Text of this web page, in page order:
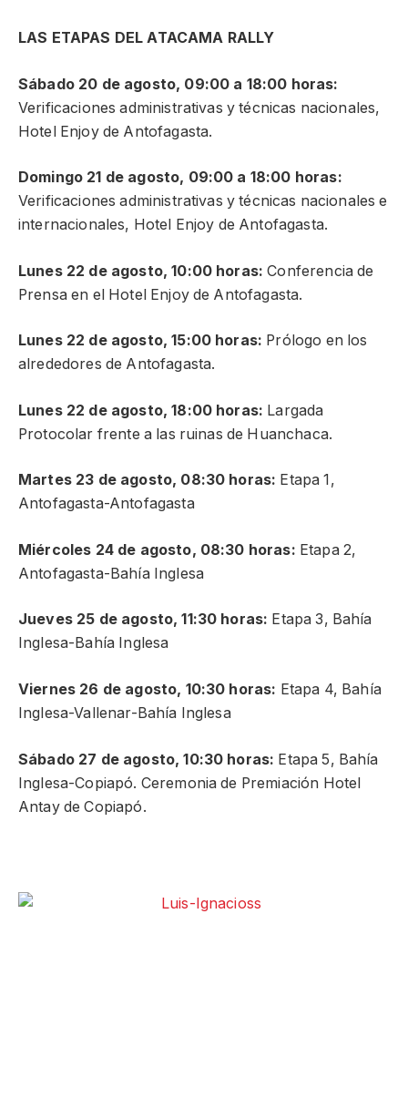
LAS ETAPAS DEL ATACAMA RALLY
Sábado 20 de agosto, 09:00 a 18:00 horas:
Verificaciones administrativas y técnicas nacionales,
Hotel Enjoy de Antofagasta.
Domingo 21 de agosto, 09:00 a 18:00 horas:
Verificaciones administrativas y técnicas nacionales e
internacionales, Hotel Enjoy de Antofagasta.
Lunes 22 de agosto, 10:00 horas:Conferencia de
Prensa en el Hotel Enjoy de Antofagasta.
Lunes 22 de agosto, 15:00 horas: Prólogo en los
alrededores de Antofagasta.
Lunes 22 de agosto, 18:00 horas: Largada
Protocolar frente a las ruinas de Huanchaca.
Martes 23 de agosto, 08:30 horas: Etapa 1,
Antofagasta-Antofagasta
Miércoles 24 de agosto, 08:30 horas: Etapa 2,
Antofagasta-Bahía Inglesa
Jueves 25 de agosto, 11:30 horas: Etapa 3, Bahía
Inglesa-Bahía Inglesa
Viernes 26 de agosto, 10:30 horas: Etapa 4, Bahía
Inglesa-Vallenar-Bahía Inglesa
Sábado 27 de agosto, 10:30 horas: Etapa 5, Bahía
Inglesa-Copiapó. Ceremonia de Premiación Hotel
Antay de Copiapó.